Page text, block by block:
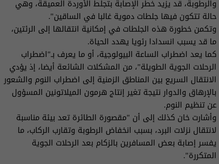
والرطوبة، قد يزيد خطر الإصابة بتجلط الأوردة العميقة، وهي
حالة تتكون فيها جلطات دموية غالبا في الساقين".
وتكمن خطورة هذه الجلطات في إمكانية انتقالها إلى الرئتين،
ما قد يسبب انسدادا رئويا يهدد الحياة.
كما يعد اضطراب الساعة البيولوجية، أو ما يعرف بـ"اضطراب
الرحلات الجوية الطويلة"، من المشكلات الشائعة أيضا، إذ يؤدي
الانتقال السريع بين المناطق الزمنية إلى اضطراب النوم والشعور
بالإرهاق والدوار نتيجة تغير إنتاج هرمون الميلاتونين المسؤول
عن تنظيم النوم.
وأشارت خان كذلك إلى أن "مقصورة الطائرة تعد بيئة مناسبة
لانتقال نزلات البرد، بسبب انخفاض الرطوبة وتقارب الركاب، ما
يفسر إصابة بعض المسافرين بالزكام بعد الرحلات الجوية
المتكررة".